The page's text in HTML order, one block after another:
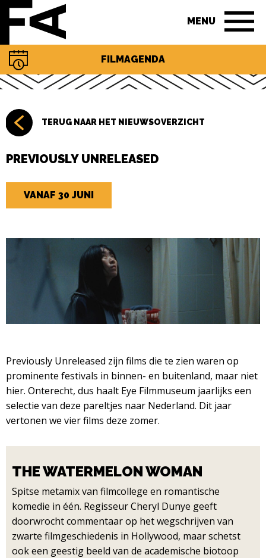
MENU
FILMAGENDA
TERUG NAAR HET NIEUWSOVERZICHT
PREVIOUSLY UNRELEASED
VANAF 30 JUNI
Previously Unreleased zijn films die te zien waren op
prominente festivals in binnen- en buitenland, maar niet
hier. Onterecht, dus haalt Eye Filmmuseum jaarlijks een
selectie van deze pareltjes naar Nederland. Dit jaar
vertonen we vier films deze zomer.
THE WATERMELON WOMAN
Spitse metamix van filmcollege en romantische
komedie in één. Regisseur Cheryl Dunye geeft
doorwrocht commentaar op het wegschrijven van
zwarte filmgeschiedenis in Hollywood, maar schetst
ook een geestig beeld van de academische biotoop